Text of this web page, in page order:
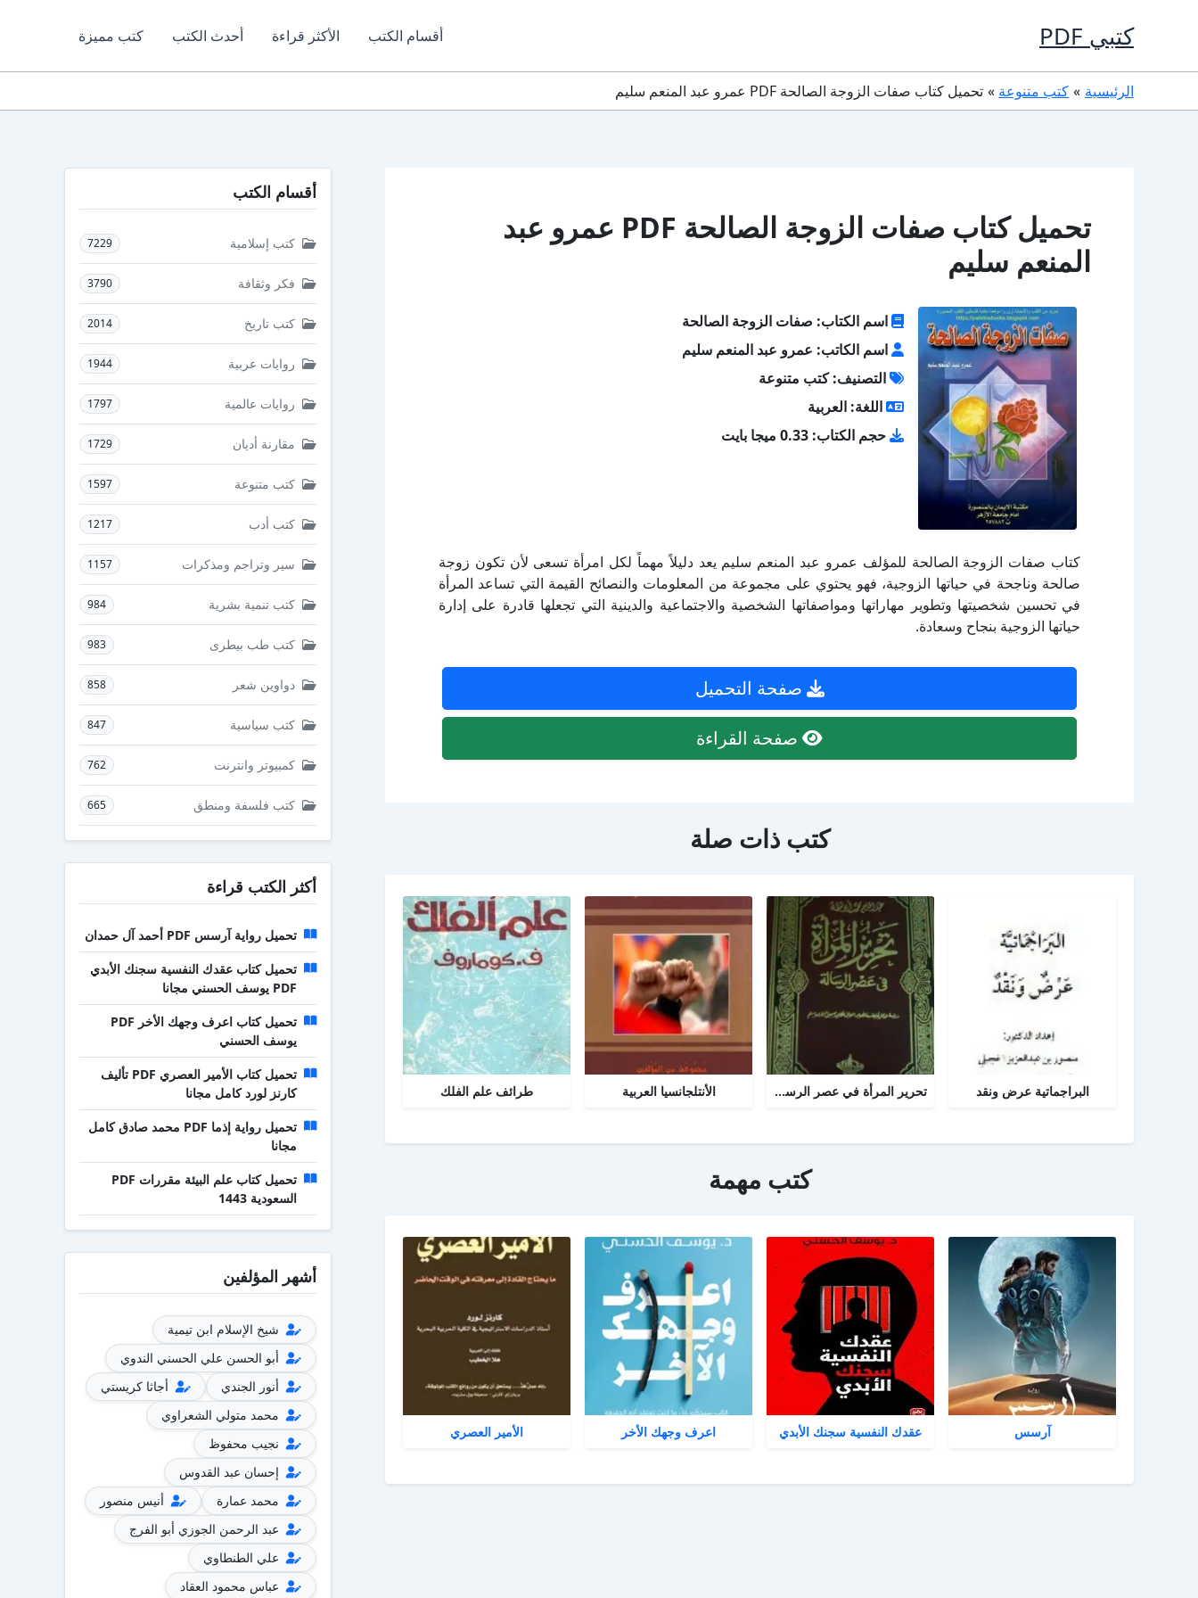
كتبي PDF أقسام الكتب الأكثر قراءة أحدث الكتب كتب مميزة
الرئيسية كتب متنوعة تحميل كتاب صفات الزوجة الصالحة PDF عمرو عبد المنعم سليم
تحميل كتاب صفات الزوجة الصالحة PDF عمرو عبد
المنعم سليم
اسم الكتاب: صفات الزوجة الصالحة
اسم الكاتب: عمرو عبد المنعم سليم
التصنيف: كتب متنوعة
اللغة: العربية
حجم الكتاب: 0.33 ميجا بايت
كتاب صفات الزوجة الصالحة للمؤلف عمرو عبد المنعم سليم يعد دليلاً مهماً لكل امرأة تسعى لأن تكون زوجة
صالحة وناجحة في حياتها الزوجية، فهو يحتوي على مجموعة من المعلومات والنصائح القيمة التي تساعد المرأة
في تحسين شخصيتها وتطوير مهاراتها ومواصفاتها الشخصية والاجتماعية والدينية التي تجعلها قادرة على إدارة
حياتها الزوجية بنجاح وسعادة.
صفحة التحميل
صفحة القراءة
كتب ذات صلة
البراجماتية عرض ونقد تحرير المرأة في عصر الرسالة جــ 2 الأنتلجانسيا العربية طرائف علم الفلك
كتب مهمة
آرسس عقدك النفسية سجنك الأبدي اعرف وجهك الأخر الأمير العصري
أقسام الكتب
كتب إسلامية 7229
فكر وثقافة 3790
كتب تاريخ 2014
روايات عربية 1944
روايات عالمية 1797
مقارنة أديان 1729
كتب متنوعة 1597
كتب أدب 1217
سير وتراجم ومذكرات 1157
كتب تنمية بشرية 984
كتب طب بيطرى 983
دواوين شعر 858
كتب سياسية 847
كمبيوتر وانترنت 762
كتب فلسفة ومنطق 665
أكثر الكتب قراءة
تحميل رواية آرسس PDF أحمد آل حمدان
تحميل كتاب عقدك النفسية سجنك الأبدي
PDF يوسف الحسني مجانا
تحميل كتاب اعرف وجهك الأخر PDF
يوسف الحسني
تحميل كتاب الأمير العصري PDF تأليف
كارنز لورد كامل مجانا
تحميل رواية إذما PDF محمد صادق كامل
مجانا
تحميل كتاب علم البيئة مقررات PDF
السعودية 1443
أشهر المؤلفين
شيخ الإسلام ابن تيمية
أبو الحسن علي الحسني الندوي
أنور الجندي
أجاثا كريستي
محمد متولي الشعراوي
نجيب محفوظ
إحسان عبد القدوس
محمد عمارة
أنيس منصور
عبد الرحمن الجوزي أبو الفرج
علي الطنطاوي
عباس محمود العقاد